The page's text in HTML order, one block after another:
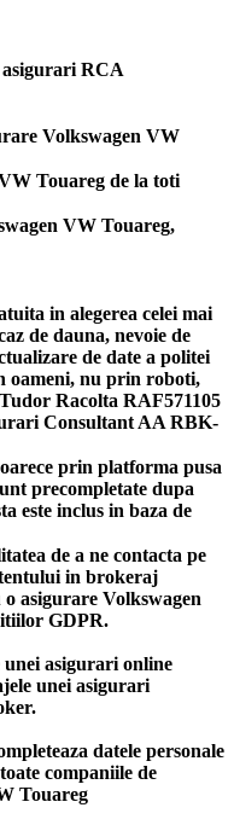
asigurari RCA
Volkswagen VW
Touareg de la toti
VW Touareg,
in alegerea celei mai
de dauna, nevoie de
de date a politei
oameni, nu prin roboti,
Racolta RAF571105
Consultant AA RBK-
prin platforma pusa
precompletate dupa
este inclus in baza de
de a ne contacta pe
in brokeraj
asigurare Volkswagen
GDPR.
asigurari online
unei asigurari
datele personale
companiile de
Touareg